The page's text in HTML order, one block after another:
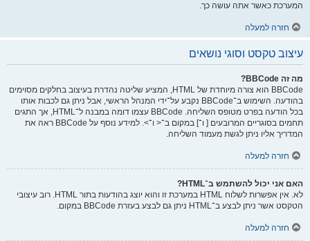
המערכת כאשר אתה עושה כך.
חזרה למעלה
עיצוב טקסט וסוגי נושאים
מה זה BBCode?
BBCode הוא צורה מיוחדת של HTML, המציע שליטה נהדרת בעיצוב בחלקים מסוימים
בהודעה. השימוש ב־BBCode נקבע על־ידי המנהל הראשי, אבל ניתן גם לכבות אותו
בכל הודעה בפרט מטופס השליחה. BBCode עצמו דומה במבנה ל־HTML, אך התגים
תחמים בסוגריים המרובעים [ ו־] במקום ב־< ו־>. למידע נוסף על BBCode ראה את
המדריך אליו ניתן לגשת מעמוד השליחה.
חזרה למעלה
האם אני יכול להשתמש ב־HTML?
לא. אין אפשרות לשלוח HTML במערכת זו והוא יוצג בהודעות בתור HTML. רוב עיצובי
הטקסט אשר ניתן לבצע ב־HTML ניתן גם לבצע בעזרת BBCode במקום.
חזרה למעלה